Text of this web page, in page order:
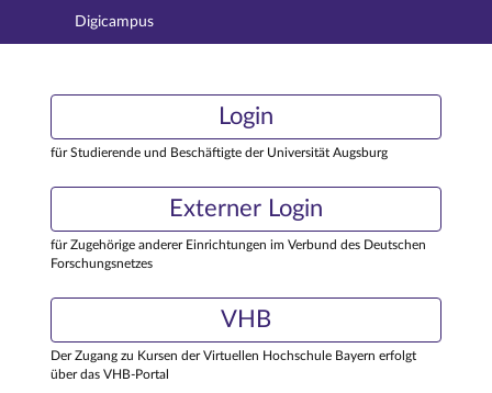
Hauptnavigation
Externer Login
Digicampus
Login
für Studierende und Beschäftigte der Universität Augsburg
Externer Login
für Zugehörige anderer Einrichtungen im Verbund des Deutschen
Forschungsnetzes
VHB
Der Zugang zu Kursen der Virtuellen Hochschule Bayern erfolgt
über das VHB-Portal